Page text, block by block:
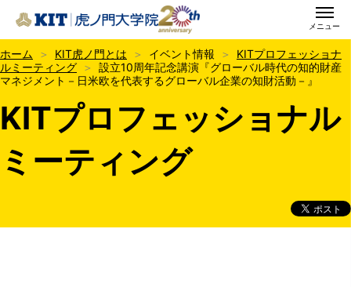
KIT虎ノ門大学院
メニュー
ホーム KIT虎ノ門とは イベント情報
KITプロフェッショナ
ルミーティング
設立10周年記念講演『グローバル時代の知的財産
マネジメント－日米欧を代表するグローバル企業の知財活動－』
KITプロフェッショナル
ミーティング